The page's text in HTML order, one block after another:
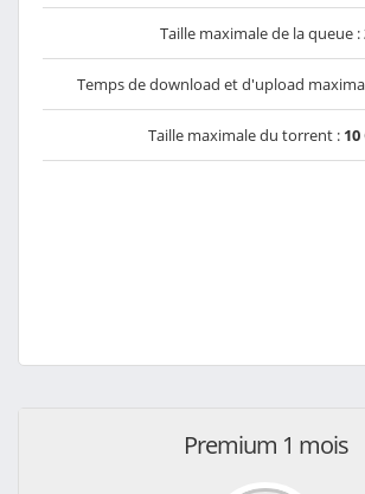
Taille maximale de la queue :
Temps de download et d'upload
Taille maximale du torrent : 10
Premium 1 mois